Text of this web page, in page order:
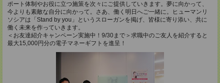
ポート体制やお役に立つ施策を次々にご提供していきます。夢に向かって、
今よりも素敵な自分に向かって。さあ、働く明日へご一緒に。ヒューマンリ
ソシアは「Stand by you」というスローガンを掲げ、皆様に寄り添い、共に
働く未来を作っていきます。
＜お友達紹介キャンペーン実施中！9/30まで＞求職中のご友人を紹介すると
最大15,000円分の電子マネーギフトを進呈！